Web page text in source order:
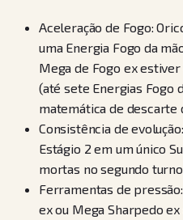
Aceleração de Fogo:
uma Energia Fogo da
Mega de Fogo ex
(até sete Energias Fogo
matemática de descarte
Consistência de
Estágio 2 em um único
mortas no segundo
Ferramentas de
ex ou Mega Sharpedo